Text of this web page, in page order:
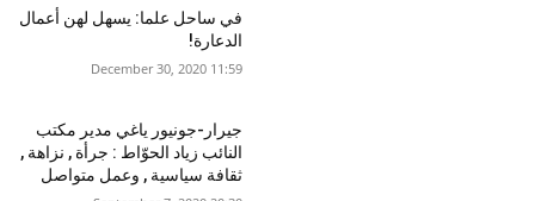
في ساحل علما: يسهل لهن أعمال
الدعارة!
11:59 2020 ,December 30
جيرار-جونيور ياغي مدير مكتب
النائب زياد الحوّاط : جرأة , نزاهة ,
ثقافة سياسية , وعمل متواصل